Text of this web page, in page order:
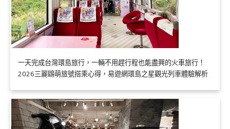
一天完成台灣環島旅行，一輛不用趕行程也能盡興的火車旅行！
2026三麗鷗萌旅號搭乘心得，易遊網環島之星觀光列車體驗解析